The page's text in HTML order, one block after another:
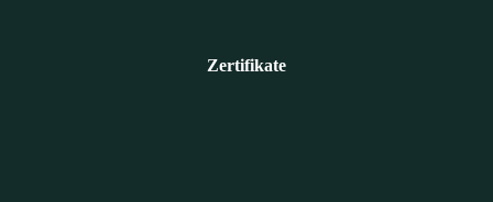
Zertifikate